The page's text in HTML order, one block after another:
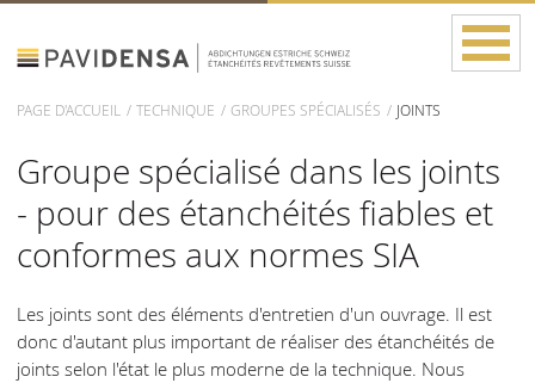
PAGE D'ACCUEIL TECHNIQUE GROUPES SPÉCIALISÉS JOINTS
Groupe spécialisé dans les joints
- pour des étanchéités fiables et
conformes aux normes SIA
Les joints sont des éléments d'entretien d'un ouvrage. Il est
donc d'autant plus important de réaliser des étanchéités de
joints selon l'état le plus moderne de la technique. Nous